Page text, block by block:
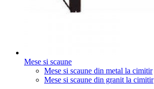
Mese si scaune
Mese si scaune din metal la cimitir
Mese si scaune din granit la cimitir